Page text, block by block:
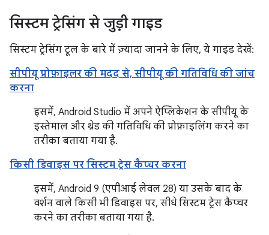
सिस्टम ट्रेसिंग से जुड़ी गाइड
सिस्टम ट्रेसिंग टूल के बारे में ज़्यादा जानने के लिए, ये गाइड देखें:
सीपीयू प्रोफ़ाइलर की मदद से, सीपीयू की गतिविधि की जांच
करना
इसमें, Android Studio में अपने ऐप्लिकेशन के सीपीयू के
इस्तेमाल और थ्रेड की गतिविधि की प्रोफ़ाइलिंग करने का
तरीका बताया गया है.
किसी डिवाइस पर सिस्टम ट्रेस कैप्चर करना
इसमें, Android 9 (एपीआई लेवल 28) या उसके बाद के
वर्शन वाले किसी भी डिवाइस पर, सीधे सिस्टम ट्रेस कैप्चर
करने का तरीका बताया गया है.